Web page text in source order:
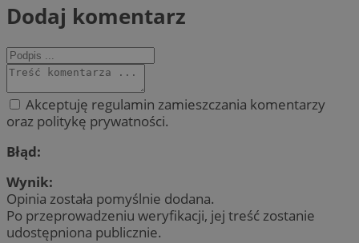
Dodaj komentarz
Akceptuję regulamin zamieszczania komentarzy
oraz politykę prywatności.
Błąd:
Wynik:
Opinia została pomyślnie dodana.
Po przeprowadzeniu weryfikacji, jej treść zostanie
udostępniona publicznie.